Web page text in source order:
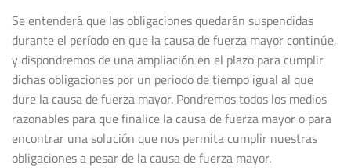
Se entenderá que las obligaciones quedarán suspendidas
durante el período en que la causa de fuerza mayor continúe,
y dispondremos de una ampliación en el plazo para cumplir
dichas obligaciones por un periodo de tiempo igual al que
dure la causa de fuerza mayor. Pondremos todos los medios
razonables para que finalice la causa de fuerza mayor o para
encontrar una solución que nos permita cumplir nuestras
obligaciones a pesar de la causa de fuerza mayor.